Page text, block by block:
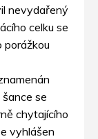
nevydařený
celku se
porážkou
se
chytajícího
vyhlášen